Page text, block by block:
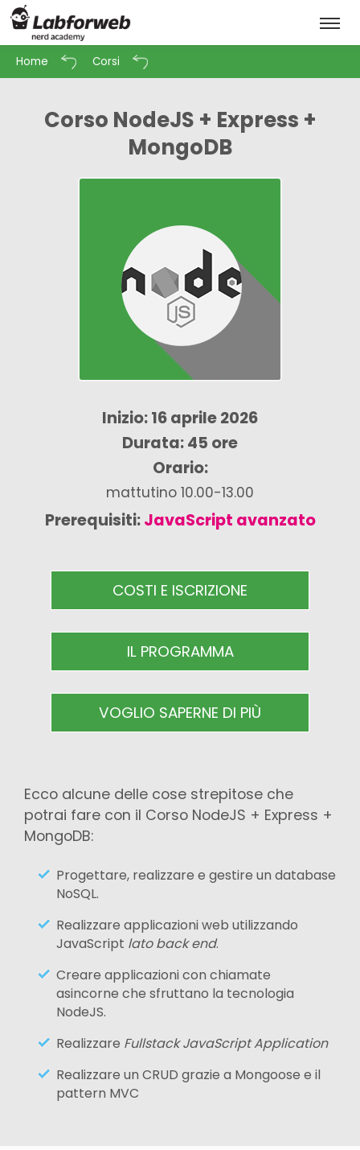
Home Corsi
Corso NodeJS + Express +
MongoDB
Inizio: 16 aprile 2026
Durata: 45 ore
Orario:
mattutino 10.00-13.00
Prerequisiti:JavaScript avanzato
COSTI E ISCRIZIONE
IL PROGRAMMA
VOGLIO SAPERNE DI PIÙ
Ecco alcune delle cose strepitose che
potrai fare con il Corso NodeJS + Express +
MongoDB:
Progettare, realizzare e gestire un database
NoSQL.
Realizzare applicazioni web utilizzando
JavaScript lato back end.
Creare applicazioni con chiamate
asincorne che sfruttano la tecnologia
NodeJS.
Realizzare Fullstack JavaScript Application
Realizzare un CRUD grazie a Mongoose e il
pattern MVC